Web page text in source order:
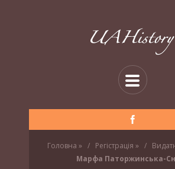
Головна » Регістрація »
Марфа Паторжинська-